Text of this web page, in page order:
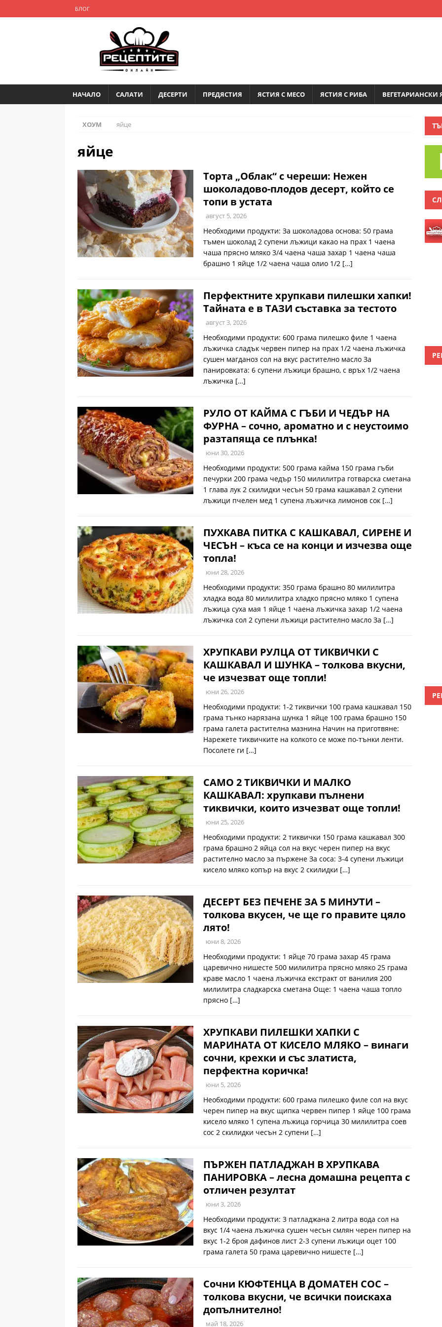
БЛОГ
НАЧАЛО САЛАТИ ДЕСЕРТИ ПРЕДЯСТИЯ ЯСТИЯ С МЕСО ЯСТИЯ С РИБА ВЕГЕТАРИАНСКИ
ХОУМ яйце
яйце
Торта „Облак“ с череши: Нежен
шоколадово-плодов десерт, който се
топи в устата
август 5, 2026
Необходими продукти: За шоколадова основа: 50 грама
тъмен шоколад 2 супени лъжици какао на прах 1 чаена
чаша прясно мляко 3/4 чаена чаша захар 1 чаена чаша
брашно 1 яйце 1/2 чаена чаша олио 1/2 […]
Перфектните хрупкави пилешки хапки!
Тайната е в ТАЗИ съставка за тестото
август 3, 2026
Необходими продукти: 600 грама пилешко филе 1 чаена
лъжичка сладък червен пипер на прах 1/2 чаена лъжичка
сушен магданоз сол на вкус растително масло За
панировката: 6 супени лъжици брашно, с връх 1/2 чаена
лъжичка […]
РУЛО ОТ КАЙМА С ГЪБИ И ЧЕДЪР НА
ФУРНА – сочно, ароматно и с неустоимо
разтапяща се плънка!
юни 30, 2026
Необходими продукти: 500 грама кайма 150 грама гъби
печурки 200 грама чедър 150 милилитра готварска сметана
1 глава лук 2 скилидки чесън 50 грама кашкавал 2 супени
лъжици пчелен мед 1 супена лъжичка лимонов сок […]
ПУХКАВА ПИТКА С КАШКАВАЛ, СИРЕНЕ И
ЧЕСЪН – къса се на конци и изчезва още
топла!
юни 28, 2026
Необходими продукти: 350 грама брашно 80 милилитра
хладка вода 80 милилитра хладко прясно мляко 1 супена
лъжица суха мая 1 яйце 1 чаена лъжичка захар 1/2 чаена
лъжичка сол 2 супени лъжици растително масло За […]
ХРУПКАВИ РУЛЦА ОТ ТИКВИЧКИ С
КАШКАВАЛ И ШУНКА – толкова вкусни,
че изчезват още топли!
юни 26, 2026
Необходими продукти: 1-2 тиквички 100 грама кашкавал 150
грама тънко нарязана шунка 1 яйце 100 грама брашно 150
грама галета растителна мазнина Начин на приготвяне:
Нарежете тиквичките на колкото се може по-тънки ленти.
Посолете ги […]
САМО 2 ТИКВИЧКИ И МАЛКО
КАШКАВАЛ: хрупкави пълнени
тиквички, които изчезват още топли!
юни 25, 2026
Необходими продукти: 2 тиквички 150 грама кашкавал 300
грама брашно 2 яйца сол на вкус черен пипер на вкус
растително масло за пържене За соса: 3-4 супени лъжици
кисело мляко копър на вкус 2 скилидки […]
ДЕСЕРТ БЕЗ ПЕЧЕНЕ ЗА 5 МИНУТИ –
толкова вкусен, че ще го правите цяло
лято!
юни 8, 2026
Необходими продукти: 1 яйце 70 грама захар 45 грама
царевично нишесте 500 милилитра прясно мляко 25 грама
краве масло 1 чаена лъжичка екстракт от ванилия 200
милилитра сладкарска сметана Още: 1 чаена чаша топло
прясно […]
ХРУПКАВИ ПИЛЕШКИ ХАПКИ С
МАРИНАТА ОТ КИСЕЛО МЛЯКО – винаги
сочни, крехки и със златиста,
перфектна коричка!
юни 5, 2026
Необходими продукти: 600 грама пилешко филе сол на вкус
черен пипер на вкус щипка червен пипер 1 яйце 100 грама
кисело мляко 1 супена лъжица горчица 30 милилитра соев
сос 2 скилидки чесън 2 супени […]
ПЪРЖЕН ПАТЛАДЖАН В ХРУПКАВА
ПАНИРОВКА – лесна домашна рецепта с
отличен резултат
юни 3, 2026
Необходими продукти: 3 патладжана 2 литра вода сол на
вкус 1/4 чаена лъжичка сушен чесън смлян черен пипер на
вкус 1-2 броя дафинов лист 2-3 супени лъжици оцет 100
грама галета 50 грама царевично нишесте […]
Сочни КЮФТЕНЦА В ДОМАТЕН СОС –
толкова вкусни, че всички поискаха
допълнително!
май 18, 2026